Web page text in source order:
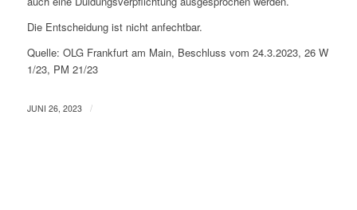
Die Entscheidung ist nicht anfechtbar.
Quelle: OLG Frankfurt am Main, Beschluss vom 24.3.2023, 26 W
1/23, PM 21/23
JUNI 26, 2023 /